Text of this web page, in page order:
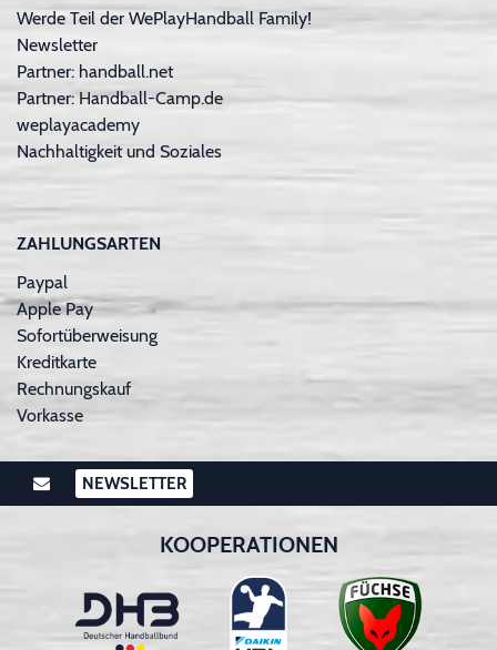
Werde Teil der WePlayHandball Family!
Newsletter
Partner: handball.net
Partner: Handball-Camp.de
weplayacademy
Nachhaltigkeit und Soziales
ZAHLUNGSARTEN
Paypal
Apple Pay
Sofortüberweisung
Kreditkarte
Rechnungskauf
Vorkasse
NEWSLETTER
KOOPERATIONEN